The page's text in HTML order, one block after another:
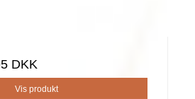
DKK
Vis produkt